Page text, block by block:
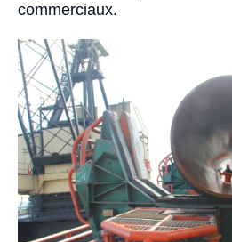
commerciaux.
Image
principale